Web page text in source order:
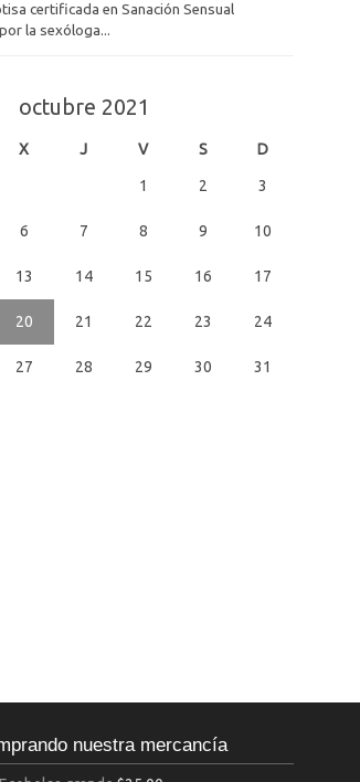
certificada en Sanación Sensual
la sexóloga...
octubre 2021
X J V S D
1 2 3
6 7 8 9 10
13 14 15 16 17
20 21 22 23 24
27 28 29 30 31
nuestra mercancía